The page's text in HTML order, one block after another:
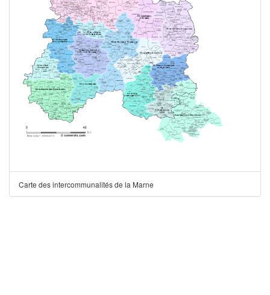
Carte des intercommunalités de la Marne